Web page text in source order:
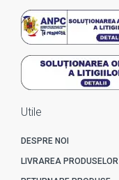
Utile
DESPRE NOI
LIVRAREA PRODUSELOR